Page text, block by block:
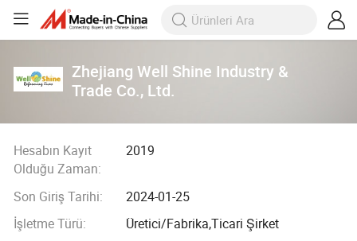
Zhejiang Well Shine Industry &
Trade Co., Ltd.
Hesabın Kayıt
Olduğu Zaman:
2019
Son Giriş Tarihi:
2024-01-25
İşletme Türü:
Üretici/Fabrika,Ticari Şirket